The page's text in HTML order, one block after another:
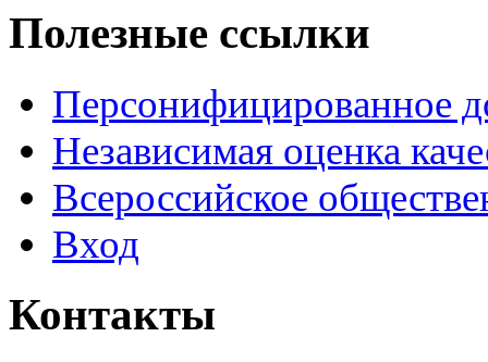
Полезные ссылки
Персонифицированное
Независимая оценка
Всероссийское
Вход
Контакты